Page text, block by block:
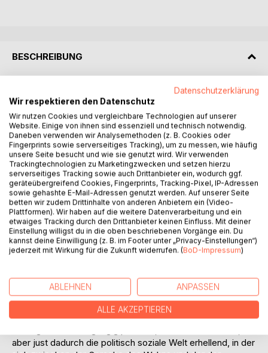
BESCHREIBUNG
Der untergehende Nietzsche will den Kaiser in der Hand
haben, das Christentum zerstören, an die Stelle des
Gekreuzigten treten, eine neue Zeitrechnung einführen: das
Programm des Übergangs bereits beim frühen Nietzsche
wiewohl moderater, in harter Form das Programm der
französischen Revolution. Ähnliches beseelt Teile des
politischen und sozialen Denkens - auch affirmativ.
So wirr Nietzsche letzte Äußerungen klingen, der Wahn
enthüllt, was Ideologie wie Begehren verschweigen, wovon
Intellektuelle politisch träumen, wie das Unbewusste die
Politik antreibt, wie sich die Bürgerinnen an die sozialen
Systeme so begeistert wie unterwürfig anschließen. Derart
transformiert sich Wahn in Aufklärung und entlarvt die
Vernunft jener Experten, die die Welt retten wollen, was
intendiert hätten.
Im Rückgriff auf die französische Philosophie nimmt das
Buch Nietzsches allerletzte wirre Äußerungen ernst,
interpretiert in ihrem Licht sein Denken seit dessen
aber just dadurch die politisch soziale Welt erhellend, in der
Datenschutzerklärung
Wir respektieren den Datenschutz
Wir nutzen Cookies und vergleichbare Technologien auf unserer
Website. Einige von ihnen sind essenziell und technisch notwendig.
Daneben verwenden wir Analysemethoden (z. B. Cookies oder
Fingerprints sowie serverseitiges Tracking), um zu messen, wie häufig
unsere Seite besucht und wie sie genutzt wird. Wir verwenden
Trackingtechnologien zu Marketingzwecken und setzen hierzu
serverseitiges Tracking sowie auch Drittanbieter ein, wodurch ggf.
geräteübergreifend Cookies, Fingerprints, Tracking-Pixel, IP-Adressen
sowie gehashte E-Mail-Adressen genutzt werden. Auf unserer Seite
betten wir zudem Drittinhalte von anderen Anbietern ein (Video-
Plattformen). Wir haben auf die weitere Datenverarbeitung und ein
etwaiges Tracking durch den Drittanbieter keinen Einfluss. Mit deiner
Einstellung willigst du in die oben beschriebenen Vorgänge ein. Du
kannst deine Einwilligung (z. B. im Footer unter „Privacy-Einstellungen“)
jederzeit mit Wirkung für die Zukunft widerrufen. (BoD-Impressum)
ABLEHNEN ANPASSEN
ALLE AKZEPTIEREN